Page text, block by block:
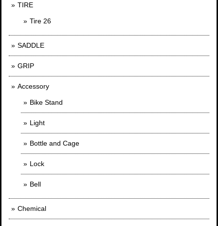
TIRE
Tire 26
SADDLE
GRIP
Accessory
Bike Stand
Light
Bottle and Cage
Lock
Bell
Chemical